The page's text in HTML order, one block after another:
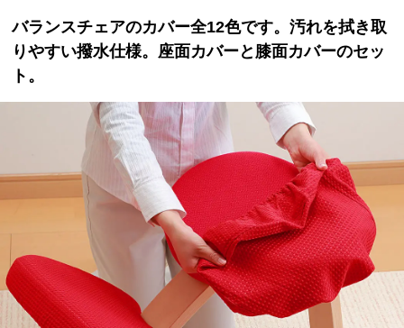
ュバランスチェアのカバー全12色です。汚れを拭き取
りやすい撥水仕様。座面カバーと膝面カバーのセッ
ト。